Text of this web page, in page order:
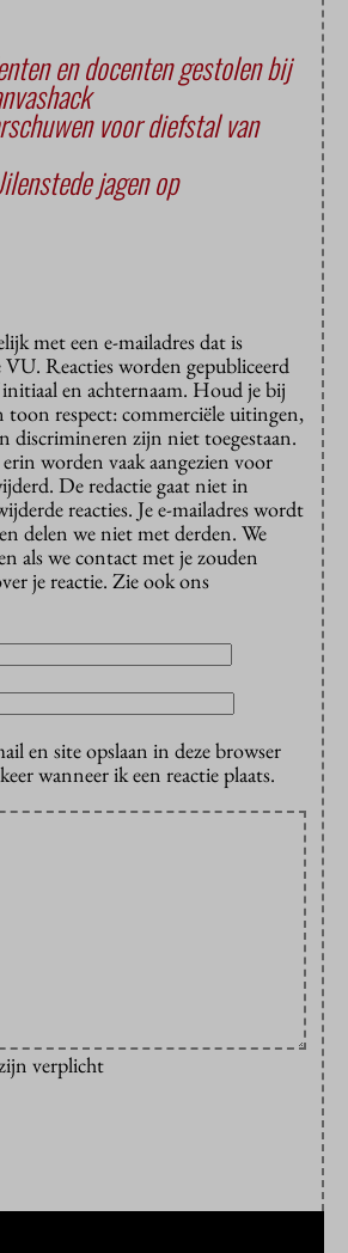
en docenten gestolen bij
voor diefstal van
jagen op
met een e-mailadres dat is
Reacties worden gepubliceerd
en achternaam. Houd je bij
toon respect: commerciële uitingen,
discrimineren zijn niet toegestaan.
worden vaak aangezien voor
De redactie gaat niet in
reacties. Je e-mailadres wordt
delen we niet met derden. We
als we contact met je zouden
je reactie. Zie ook ons
en site opslaan in deze browser
wanneer ik een reactie plaats.
verplicht